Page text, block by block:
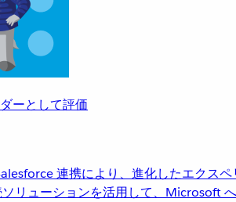
ーとして評価
連携により、進化したエクス
リューションを活用して、Microsoft